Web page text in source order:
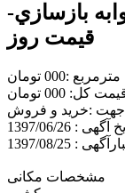
آپارتمان 4 خوابه بازسازي-
قيمت روز
:000 تومان
کل: 000 تومان
:خريد و فروش
: 1397/06/26
: 1397/08/25
مشخصات مکانی